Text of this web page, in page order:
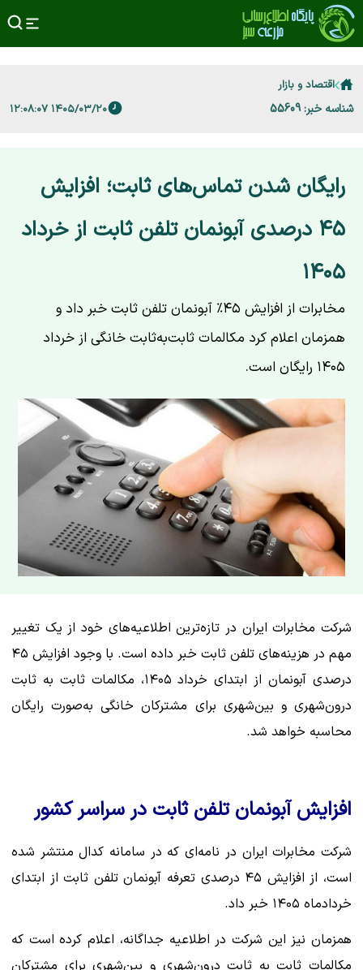
اقتصاد و بازار
شناسه خبر: 55609 ۱۴۰۵/۰۳/۲۰ ۱۲:۰۸:۰۷
رایگان شدن تماس‌های ثابت؛ افزایش
۴۵ درصدی آبونمان تلفن ثابت از خرداد
۱۴۰۵
مخابرات از افزایش ۴۵٪ آبونمان تلفن ثابت خبر داد و
همزمان اعلام کرد مکالمات ثابت‌به‌ثابت خانگی از خرداد
۱۴۰۵ رایگان است.
شرکت مخابرات ایران در تازه‌ترین اطلاعیه‌های خود از یک تغییر
مهم در هزینه‌های تلفن ثابت خبر داده است. با وجود افزایش ۴۵
درصدی آبونمان از ابتدای خرداد ۱۴۰۵، مکالمات ثابت به ثابت
درون‌شهری و بین‌شهری برای مشترکان خانگی به‌صورت رایگان
محاسبه خواهد شد.
افزایش آبونمان تلفن ثابت در سراسر کشور
شرکت مخابرات ایران در نامه‌ای که در سامانه کدال منتشر شده
است، از افزایش ۴۵ درصدی تعرفه آبونمان تلفن ثابت از ابتدای
خردادماه ۱۴۰۵ خبر داد.
همزمان نیز این شرکت در اطلاعیه جداگانه‌، اعلام کرده است که
مکالمات ثابت به ثابت درون‌شهری و بین‌شهری برای مشترکان